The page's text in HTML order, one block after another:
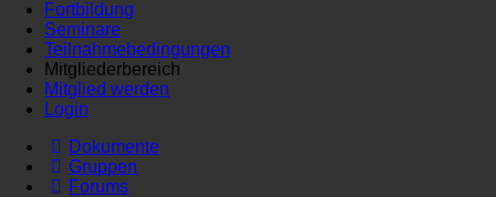
Fortbildung
Seminare
Teilnahmebedingungen
Mitgliederbereich
Mitglied werden
Login
Dokumente
Gruppen
Forums